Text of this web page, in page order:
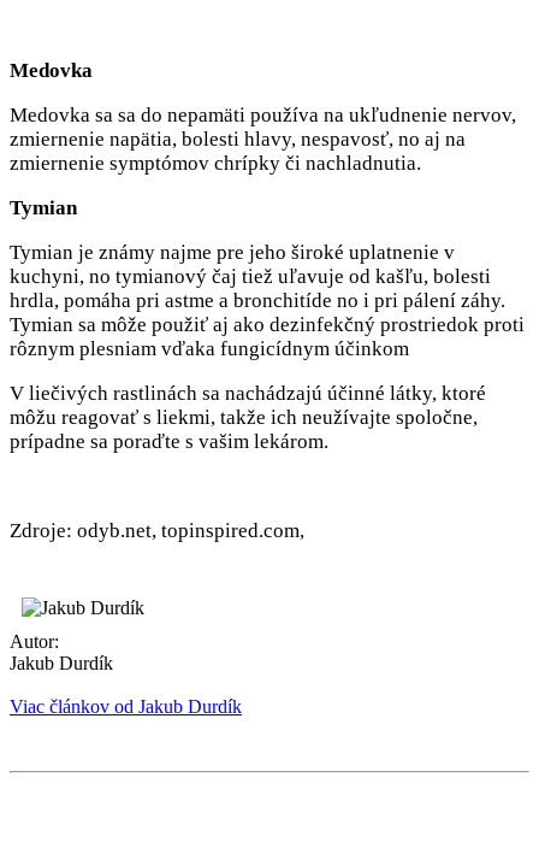
Medovka
Medovka sa sa do nepamäti používa na ukľudnenie nervov,
zmiernenie napätia, bolesti hlavy, nespavosť, no aj na
zmiernenie symptómov chrípky či nachladnutia.
Tymian
Tymian je známy najme pre jeho široké uplatnenie v
kuchyni, no tymianový čaj tiež uľavuje od kašľu, bolesti
hrdla, pomáha pri astme a bronchitíde no i pri pálení záhy.
Tymian sa môže použiť aj ako dezinfekčný prostriedok proti
rôznym plesniam vďaka fungicídnym účinkom
V liečivých rastlinách sa nachádzajú účinné látky, ktoré
môžu reagovať s liekmi, takže ich neužívajte spoločne,
prípadne sa poraďte s vašim lekárom.
Zdroje: odyb.net, topinspired.com,
Autor:
Jakub Durdík
Viac článkov od Jakub Durdík